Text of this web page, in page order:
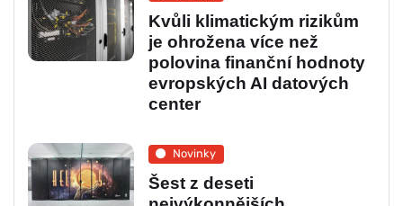
Kvůli klimatickým rizikům
je ohrožena více než
polovina finanční hodnoty
evropských AI datových
center
Novinky
Šest z deseti